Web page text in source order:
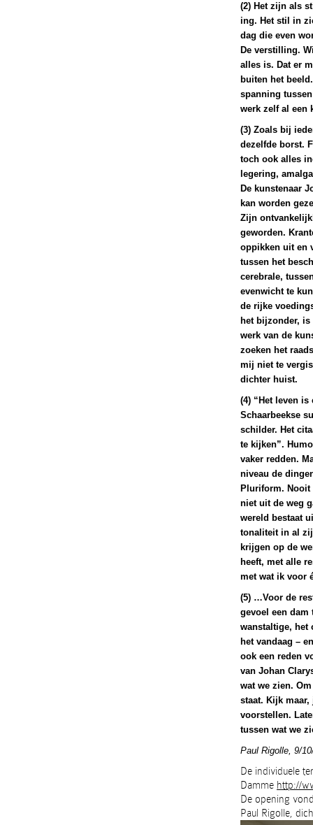
(2) Het zijn als
ing. Het stil in
dag die even
De verstilling.
alles is. Dat er
buiten het
spanning
werk zelf al een
(3) Zoals bij
dezelfde borst.
toch ook alles
legering,
De kunstenaar
kan worden
Zijn
geworden.
oppikken uit en
tussen het
cerebrale,
evenwicht te
de rijke
het bijzonder,
werk van de
zoeken het
mij niet te
dichter huist.
(4) “Het leven
Schaarbeekse
schilder. Het
te kijken”.
vaker redden.
niveau de
Pluriform. Nooit
niet uit de weg
wereld bestaat
tonaliteit in al
krijgen op de
heeft, met alle
met wat ik voor
(5) …Voor de
gevoel een dam
wanstaltige, het
het vandaag –
ook een reden
van Johan
wat we zien.
staat. Kijk
voorstellen.
tussen wat we
Paul Rigolle, 9/
De individuele
Damme http://
De opening
Paul Rigolle,